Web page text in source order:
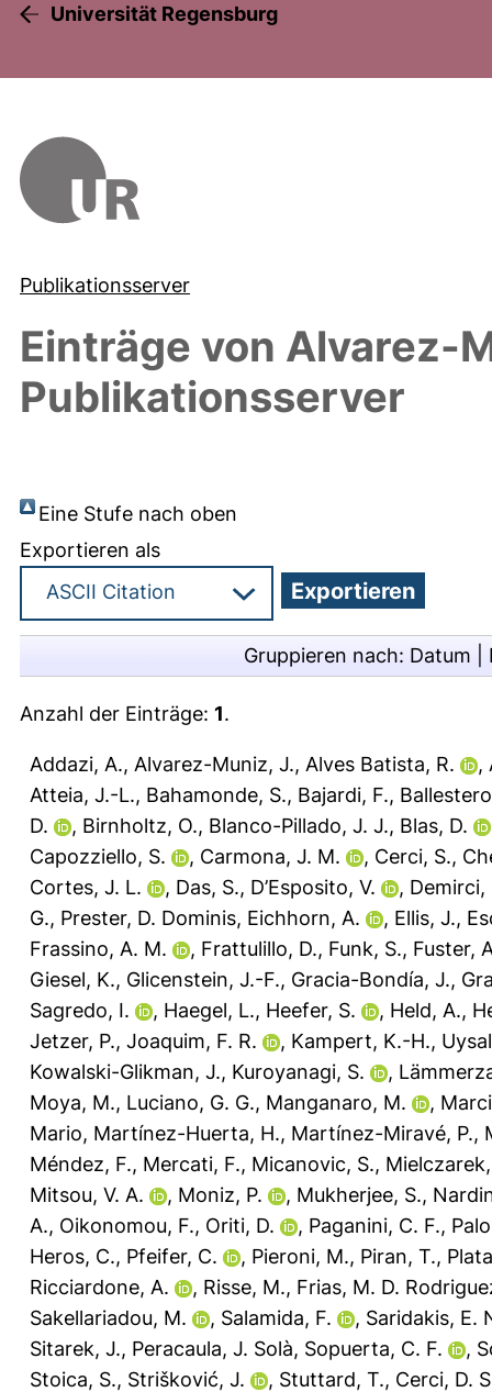
Universität Regensburg
Publikationsserver
Einträge von Alvarez-
Publikationsserver
Eine Stufe nach oben
Exportieren als
Gruppieren nach: Datum
Anzahl der Einträge: 1.
Addazi, A., Alvarez-Muniz, J., Alves Batista, R. ,
Atteia, J.-L., Bahamonde, S., Bajardi, F.,
D.
, Birnholtz, O., Blanco-Pillado, J. J., Blas, D.
Capozziello, S.
, Carmona, J. M. , Cerci, S.,
Cortes, J. L.
, Das, S., D’Esposito, V. , Demirci,
G., Prester, D. Dominis, Eichhorn, A. , Ellis, J.,
Frassino, A. M.
, Frattulillo, D., Funk, S., Fuster,
Giesel, K., Glicenstein, J.-F., Gracia-Bondía, J.,
Sagredo, I.
, Haegel, L., Heefer, S. , Held, A.,
Jetzer, P., Joaquim, F. R. , Kampert, K.-H.,
Kowalski-Glikman, J., Kuroyanagi, S. ,
Moya, M., Luciano, G. G., Manganaro, M. ,
Mario, Martínez-Huerta, H., Martínez-Miravé, P.,
Méndez, F., Mercati, F., Micanovic, S.,
Mitsou, V. A.
, Moniz, P. , Mukherjee, S.,
A., Oikonomou, F., Oriti, D. , Paganini, C. F.,
Heros, C., Pfeifer, C. , Pieroni, M., Piran, T.,
Ricciardone, A.
, Risse, M., Frias, M. D.
Sakellariadou, M.
, Salamida, F. , Saridakis, E.
Sitarek, J., Peracaula, J. Solà, Sopuerta, C. F. ,
Stoica, S., Strišković, J. , Stuttard, T., Cerci, D.